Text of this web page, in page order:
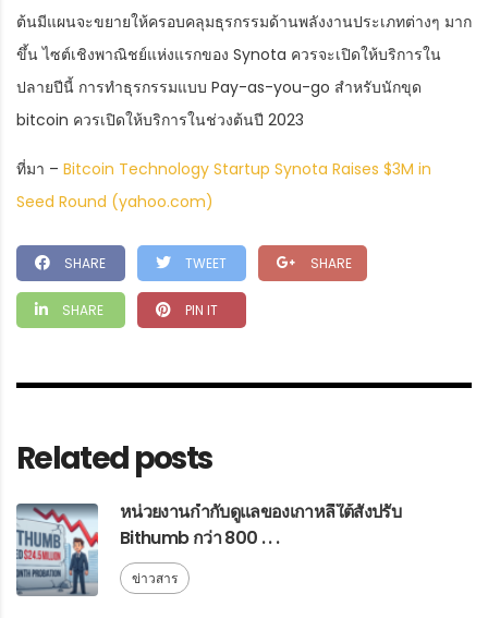
ต้นมีแผนจะขยายให้ครอบคลุมธุรกรรมด้านพลังงานประเภทต่างๆ มาก
ขึ้น ไซต์เชิงพาณิชย์แห่งแรกของ Synota ควรจะเปิดให้บริการใน
ปลายปีนี้ การทำธุรกรรมแบบ Pay-as-you-go สำหรับนักขุด
bitcoin ควรเปิดให้บริการในช่วงต้นปี 2023
ที่มา – Bitcoin Technology Startup Synota Raises $3M in
Seed Round (yahoo.com)
SHARE TWEET SHARE
SHARE PIN IT
Related posts
หน่วยงานกำกับดูแลของเกาหลีใต้สั่งปรับ
Bithumb กว่า 800 . . .
ข่าวสาร